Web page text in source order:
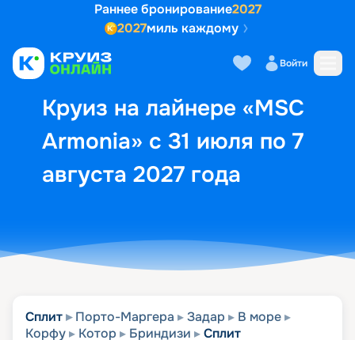
Раннее бронирование2027
2027миль каждому
Войти
Круиз на лайнере «MSC
Armonia» с 31 июля по 7
августа 2027 года
Выбор кают Маршрут и
Сплит Порто-Маргера Задар
В море
Корфу
Котор Бриндизи Сплит